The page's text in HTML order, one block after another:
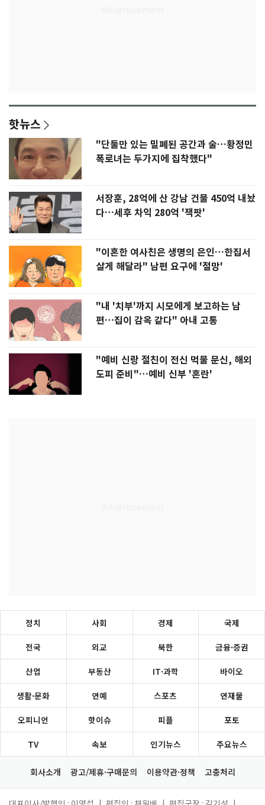
핫뉴스
"단둘만 있는 밀폐된 공간과 술…황정민
폭로녀는 두가지에 집착했다"
서장훈, 28억에 산 강남 건물 450억 내놨
다…세후 차익 280억 '잭팟'
"이혼한 여사친은 생명의 은인…한집서
살게 해달라" 남편 요구에 '절망'
"내 '치부'까지 시모에게 보고하는 남
편…집이 감옥 같다" 아내 고통
"예비 신랑 절친이 전신 먹물 문신, 해외
도피 준비"…예비 신부 '혼란'
정치 사회 경제 국제
전국 외교 북한 금융·증권
산업 부동산 IT·과학 바이오
생활·문화 연예 스포츠 연재물
오피니언 핫이슈 피플 포토
TV 속보 인기뉴스 주요뉴스
회사소개 광고/제휴·구매문의 이용약관·정책 고충처리